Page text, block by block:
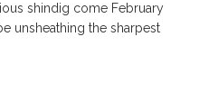
shindig come February
unsheathing the sharpest